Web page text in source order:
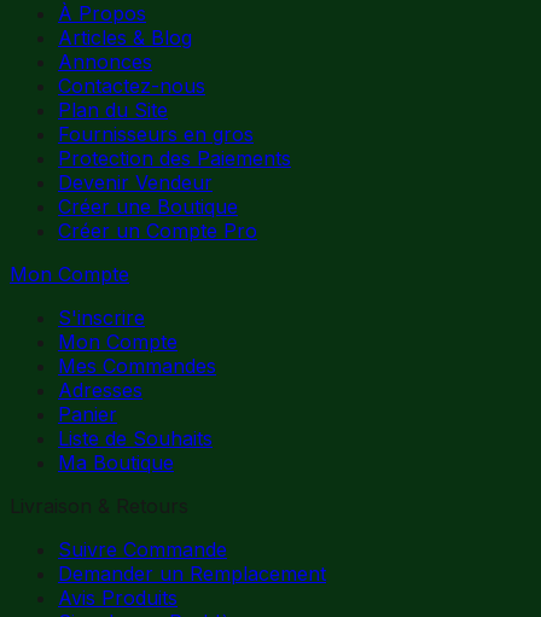
À Propos
Articles & Blog
Annonces
Contactez-nous
Plan du Site
Fournisseurs en gros
Protection des Paiements
Devenir Vendeur
Créer une Boutique
Créer un Compte Pro
Mon Compte
S'inscrire
Mon Compte
Mes Commandes
Adresses
Panier
Liste de Souhaits
Ma Boutique
Livraison & Retours
Suivre Commande
Demander un Remplacement
Avis Produits